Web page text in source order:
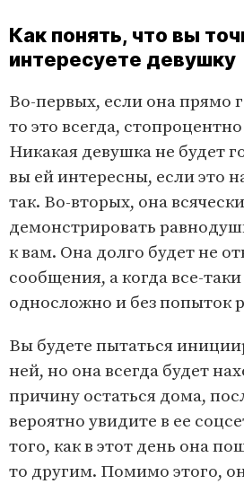
Как понять, что вы
интересуете девушку
Во-первых, если она прямо
то это всегда, стопроцентно
Никакая девушка не будет
вы ей интересны, если это
так. Во-вторых, она
демонстрировать
к вам. Она долго будет не
сообщения, а когда все-
односложно и без попыток
Вы будете пытаться
ней, но она всегда будет
причину остаться дома,
вероятно увидите в ее
того, как в этот день она
то другим. Помимо этого,